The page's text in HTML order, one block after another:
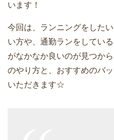
います！
今回は、ランニングをした
い方や、通勤ランをしてい
がなかなか良いのが見つか
のやり方と、おすすめのバ
いただきます☆